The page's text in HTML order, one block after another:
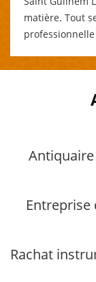
matière. Tout
Entreprise
Rachat